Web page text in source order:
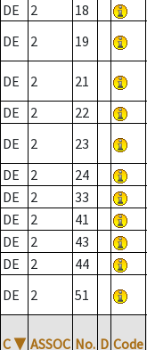
DE
2 18
DE
2 19
DE 2 21
DE
2 22
DE
2 23
DE
2 24
DE
2 33
DE
2 41
DE
2 43
DE
2 44
DE
2 51
C ▼ ASSOC No. D Code